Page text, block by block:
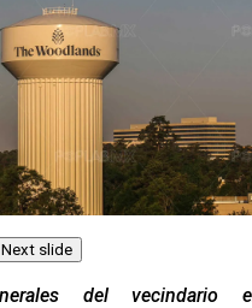
Next slide
del vecindario